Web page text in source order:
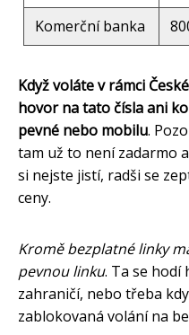
Komerční banka
Když voláte v rámci
hovor na tato čísla ani
pevné nebo mobilu.
tam už to není zadarmo
si nejste jistí, radši se
ceny.
Kromě bezplatné linky
pevnou linku. Ta se hodí
zahraničí, nebo třeba
zablokovaná volání na